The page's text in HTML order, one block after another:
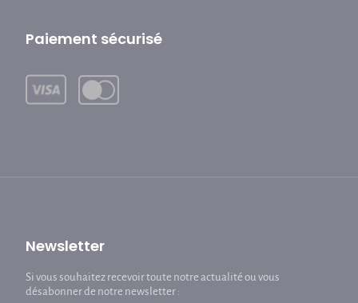
Paiement sécurisé
Newsletter
Si vous souhaitez recevoir toute notre actualité ou vous
désabonner de notre newsletter :